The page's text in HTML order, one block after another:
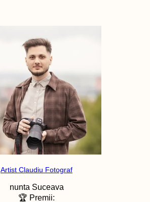
Artist Claudiu Fotograf
nunta Suceava
🏆 Premii: